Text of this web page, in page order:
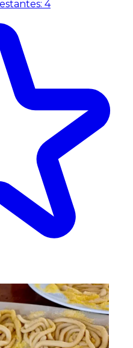
4